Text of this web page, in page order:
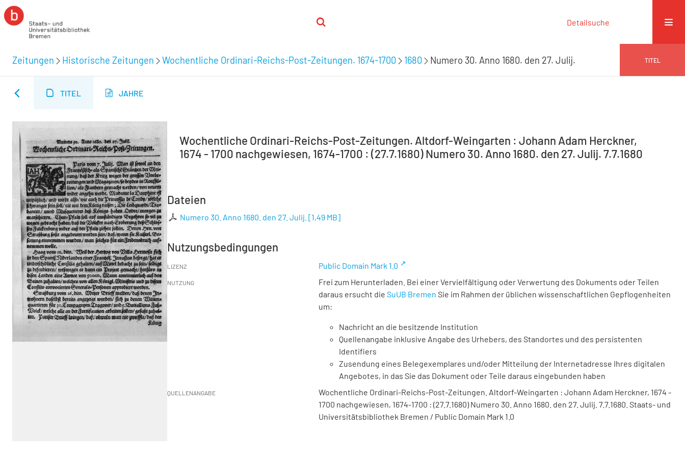
Detailsuche
Zeitungen Historische Zeitungen Wochentliche Ordinari-Reichs-Post-Zeitungen. 1674-1700 1680 Numero 30. Anno 1680. den 27. Julij. TITEL
TITEL JAHRE
Wochentliche Ordinari-Reichs-Post-Zeitungen. Altdorf-Weingarten : Johann Adam Herckner,
1674 - 1700 nachgewiesen, 1674-1700 : (27.7.1680) Numero 30. Anno 1680. den 27. Julij. 7.7.1680
Dateien
Numero 30. Anno 1680. den 27. Julij. [1,49 MB]
Nutzungsbedingungen
LIZENZ Public Domain Mark 1.0
NUTZUNG
Frei zum Herunterladen. Bei einer Vervielfältigung oder Verwertung des Dokuments oder Teilen
daraus ersucht die SuUB Bremen Sie im Rahmen der üblichen wissenschaftlichen Gepflogenheiten
um:
Nachricht an die besitzende Institution
Quellenangabe inklusive Angabe des Urhebers, des Standortes und des persistenten
Identifiers
Zusendung eines Belegexemplares und/oder Mitteilung der Internetadresse Ihres digitalen
Angebotes, in das Sie das Dokument oder Teile daraus eingebunden haben
QUELLENANGABE
Wochentliche Ordinari-Reichs-Post-Zeitungen. Altdorf-Weingarten : Johann Adam Herckner, 1674 -
1700 nachgewiesen, 1674-1700 : (27.7.1680) Numero 30. Anno 1680. den 27. Julij. 7.7.1680. Staats- und
Universitätsbibliothek Bremen / Public Domain Mark 1.0